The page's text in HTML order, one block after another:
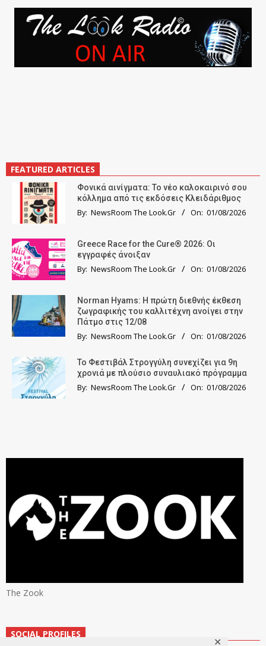
✕
FEATURED ARTICLES
Φονικά αινίγματα: Το νέο καλοκαιρινό σου
κόλλημα από τις εκδόσεις Κλειδάριθμος
By: NewsRoom The Look.Gr On: 01/08/2026
Greece Race for the Cure® 2026: Οι
εγγραφές άνοιξαν
By: NewsRoom The Look.Gr On: 01/08/2026
Norman Hyams: Η πρώτη διεθνής έκθεση
ζωγραφικής του καλλιτέχνη ανοίγει στην
Πάτμο στις 12/08
By: NewsRoom The Look.Gr On: 01/08/2026
Το Φεστιβάλ Στρογγύλη συνεχίζει για 9η
χρονιά με πλούσιο συναυλιακό πρόγραμμα
By: NewsRoom The Look.Gr On: 01/08/2026
The Zook
SOCIAL PROFILES